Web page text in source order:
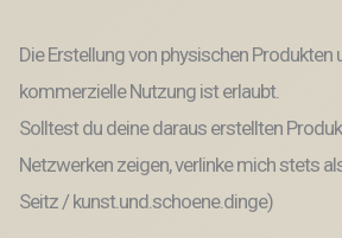
Die Erstellung von physischen Produkten
kommerzielle Nutzung ist erlaubt.
Solltest du deine daraus erstellten
Netzwerken zeigen, verlinke mich stets
Seitz / kunst.und.schoene.dinge)